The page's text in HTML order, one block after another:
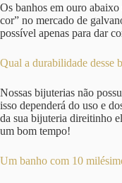
Os banhos em ouro
cor” no mercado de
possível apenas para dar
Qual a durabilidade desse
Nossas bijuterias não
isso dependerá do uso e
da sua bijuteria direitinho
um bom tempo!
Um banho com 10